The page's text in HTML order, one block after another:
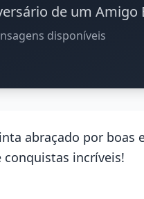
de um Amigo
disponíveis
abraçado por boas
incríveis!